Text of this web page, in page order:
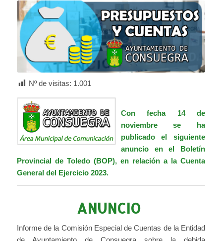
Nº de visitas: 1.001
Con fecha 14 de
noviembre se ha
publicado el siguiente
anuncio en el Boletín
Provincial de Toledo (BOP),en relación a la Cuenta
General del Ejercicio 2023.
ANUNCIO
Informe de la Comisión Especial de Cuentas de la Entidad